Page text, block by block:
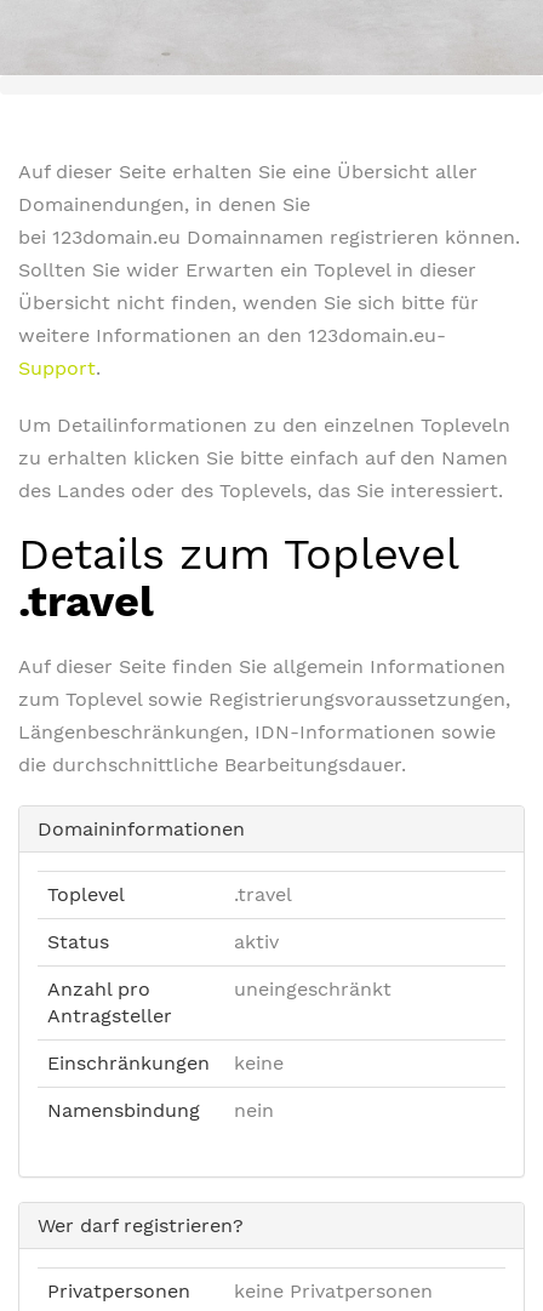
Auf dieser Seite erhalten Sie eine Übersicht aller
Domainendungen, in denen Sie
bei 123domain.eu Domainnamen registrieren können.
Sollten Sie wider Erwarten ein Toplevel in dieser
Übersicht nicht finden, wenden Sie sich bitte für
weitere Informationen an den 123domain.eu-
Support.
Um Detailinformationen zu den einzelnen Topleveln
zu erhalten klicken Sie bitte einfach auf den Namen
des Landes oder des Toplevels, das Sie interessiert.
Details zum Toplevel
.travel
Auf dieser Seite finden Sie allgemein Informationen
zum Toplevel sowie Registrierungsvoraussetzungen,
Längenbeschränkungen, IDN-Informationen sowie
die durchschnittliche Bearbeitungsdauer.
Domaininformationen
Toplevel .travel
Status aktiv
Anzahl pro
Antragsteller
uneingeschränkt
Einschränkungen keine
Namensbindung nein
Wer darf registrieren?
Privatpersonen keine Privatpersonen